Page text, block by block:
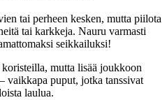
tai perheen kesken, mutta piilota
tai karkkeja. Nauru varmasti
seikkailuksi!
mutta lisää joukkoon
vaikkapa puput, jotka tanssivat
laulua.